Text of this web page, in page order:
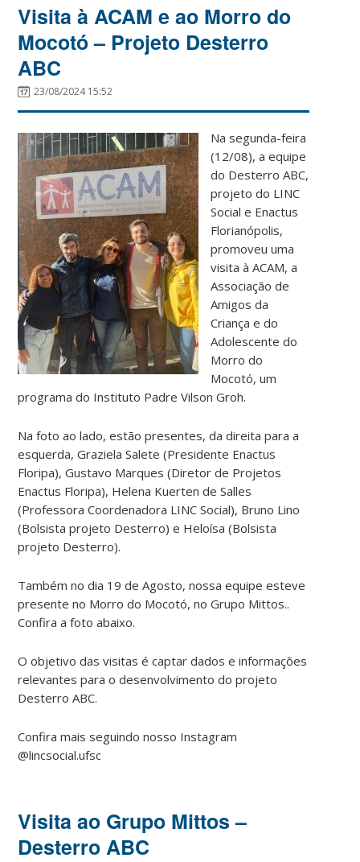
Visita à ACAM e ao Morro do
Mocotó – Projeto Desterro
ABC
23/08/2024 15:52
Na segunda-feira
(12/08), a equipe
do Desterro ABC,
projeto do LINC
Social e Enactus
Florianópolis,
promoveu uma
visita à ACAM, a
Associação de
Amigos da
Criança e do
Adolescente do
Morro do
Mocotó, um
programa do Instituto Padre Vilson Groh.
Na foto ao lado, estão presentes, da direita para a
esquerda, Graziela Salete (Presidente Enactus
Floripa), Gustavo Marques (Diretor de Projetos
Enactus Floripa), Helena Kuerten de Salles
(Professora Coordenadora LINC Social), Bruno Lino
(Bolsista projeto Desterro) e Heloísa (Bolsista
projeto Desterro).
Também no dia 19 de Agosto, nossa equipe esteve
presente no Morro do Mocotó, no Grupo Mittos..
Confira a foto abaixo.
O objetivo das visitas é captar dados e informações
relevantes para o desenvolvimento do projeto
Desterro ABC.
Confira mais seguindo nosso Instagram
@lincsocial.ufsc
Visita ao Grupo Mittos –
Desterro ABC